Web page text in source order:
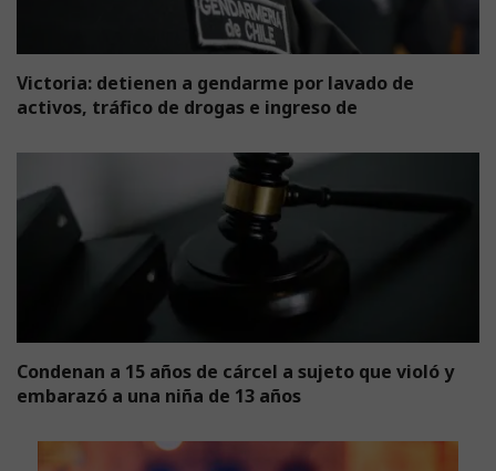
Victoria: detienen a gendarme por lavado de
activos, tráfico de drogas e ingreso de
Condenan a 15 años de cárcel a sujeto que violó y
embarazó a una niña de 13 años